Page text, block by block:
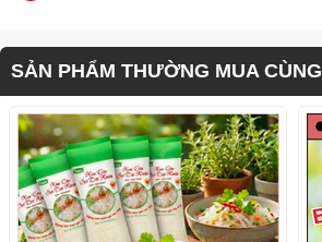
SẢN PHẨM THƯỜNG MUA CÙNG